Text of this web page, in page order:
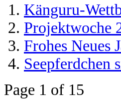
Känguru-
Projektwoche
Frohes Neues
Seepferdchen
Page 1 of 15